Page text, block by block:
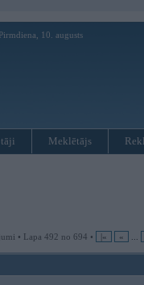
Pirmdiena, 10. augusts
Meklētājs
• Lapa 492 no 694 • |« «